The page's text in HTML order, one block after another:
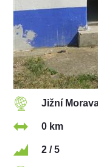
Jižní
0 km
2 / 5